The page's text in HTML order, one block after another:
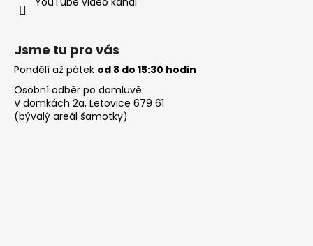
Jsme tu pro vás
Pondělí až pátek od 8 do 15:30 hodin
Osobní odběr po domluvě:
V domkách 2a, Letovice 679 61
(bývalý areál šamotky)